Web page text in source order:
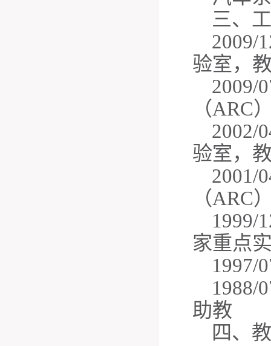
三、
2009/
验室，
2009/
（ARC
2002/
验室，
2001/
（ARC
1999/
家重点
1997/
1988/
助教
四、